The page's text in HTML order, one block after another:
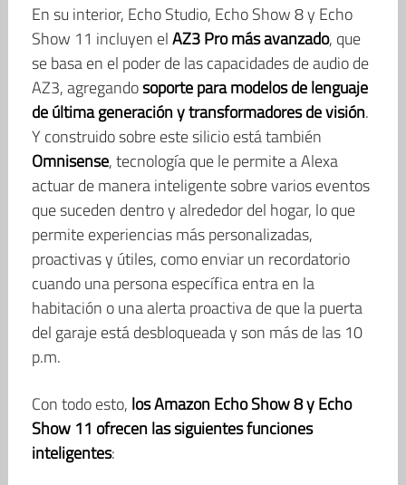
En su interior, Echo Studio, Echo Show 8 y Echo
Show 11 incluyen elAZ3 Pro más avanzado, que
se basa en el poder de las capacidades de audio de
AZ3, agregandosoporte para modelos de lenguaje
de última generación y transformadores de visión.
Y construido sobre este silicio está también
Omnisense, tecnología que le permite a Alexa
actuar de manera inteligente sobre varios eventos
que suceden dentro y alrededor del hogar, lo que
permite experiencias más personalizadas,
proactivas y útiles, como enviar un recordatorio
cuando una persona específica entra en la
habitación o una alerta proactiva de que la puerta
del garaje está desbloqueada y son más de las 10
p.m.
Con todo esto, los Amazon Echo Show 8 y Echo
Show 11 ofrecen las siguientes funciones
inteligentes: